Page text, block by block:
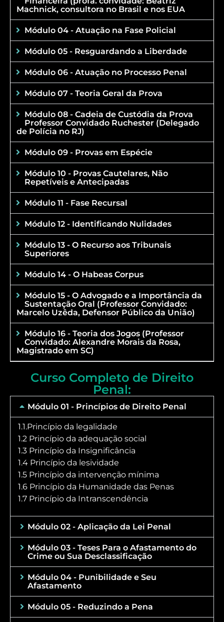
Machnick, consultora no Brasil e nos EUA
Módulo 04 - Atuação na Fase Policial
Módulo 05 - Resguardando a Liberdade
Módulo 06 - Atuação no Processo Penal
Módulo 07 - Teoria Geral da Prova
Módulo 08 - Cadeia de Custódia da Prova
Professor Convidado Ruchester (Delegado
de Polícia no RJ)
Módulo 09 - Provas em Espécie
Módulo 10 - Provas Cautelares, Não
Repetíveis e Antecipadas
Módulo 11 - Fase Recursal
Módulo 12 - Identificando Nulidades
Módulo 13 - O Recurso aos Tribunais
Superiores
Módulo 14 - O Habeas Corpus
Módulo 15 - O Advogado e a Importância da
Sustentação Oral (Professor Convidado:
Marcelo Uzêda, Defensor Público da União)
Módulo 16 - Teoria dos Jogos (Professor
Convidado: Alexandre Morais da Rosa,
Magistrado em SC)
Curso Completo de Direito
Penal:
Módulo 01 - Princípios de Direito Penal
1.1.Princípio da legalidade
1.2 Princípio da adequação social
1.3 Princípio da Insignificância
1.4 Princípio da lesividade
1.5 Princípio da intervenção mínima
1.6 Princípio da Humanidade das Penas
1.7 Princípio da Intranscendência
Módulo 02 - Aplicação da Lei Penal
Módulo 03 - Teses Para o Afastamento do
Crime ou Sua Desclassificação
Módulo 04 - Punibilidade e Seu
Afastamento
Módulo 05 - Reduzindo a Pena